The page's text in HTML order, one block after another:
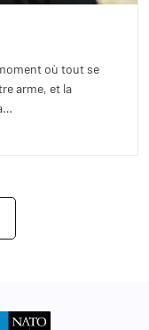
où tout se
arme, et la